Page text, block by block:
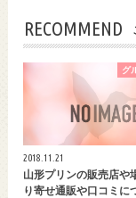
RECOMMEND
グ
2018.11.21
山形プリンの販売店や
り寄せ通販や口コミに